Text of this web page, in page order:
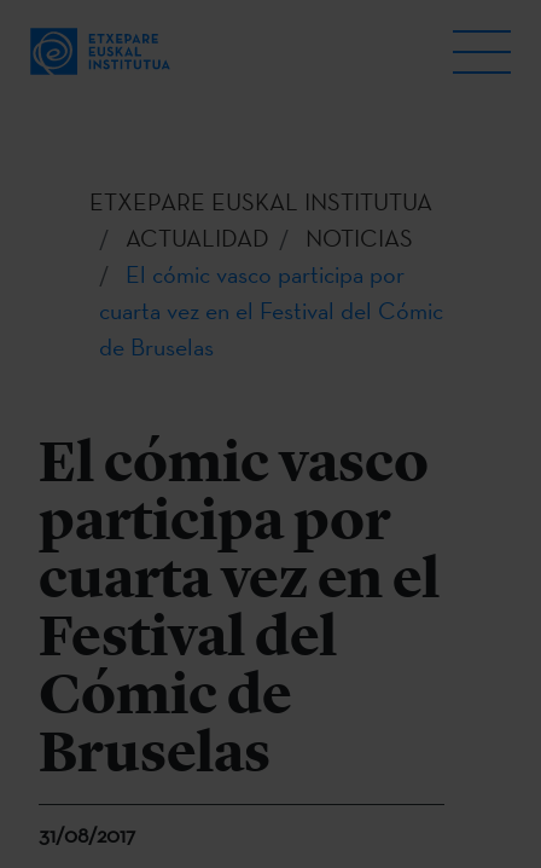
ETXEPARE EUSKAL INSTITUTUA
ACTUALIDAD
NOTICIAS
El cómic vasco participa por
cuarta vez en el Festival del Cómic
de Bruselas
El cómic vasco
participa por
cuarta vez en el
Festival del
Cómic de
Bruselas
31/08/2017